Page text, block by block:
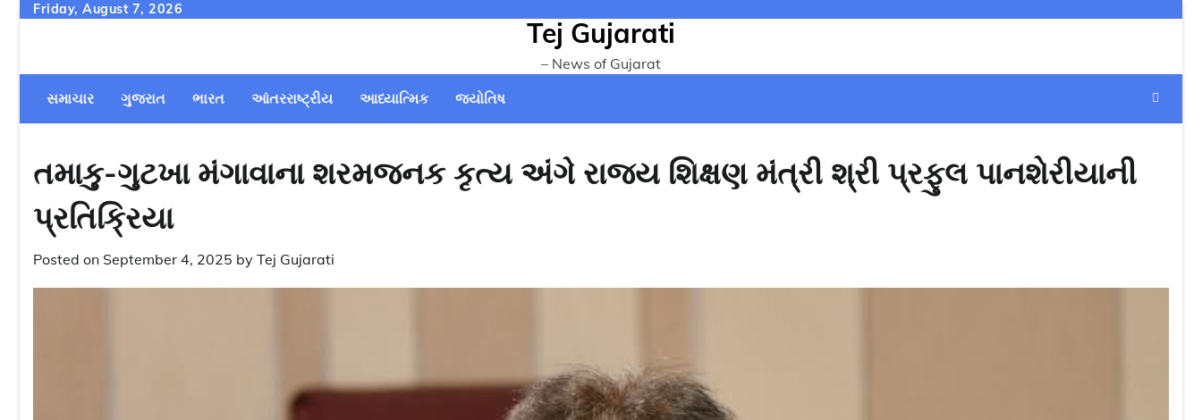
Skip
Friday, August 7, 2026
Tej Gujarati
– News of Gujarat
સમાચાર
ગુજરાત ભારત આંતરરાષ્ટ્રીય આધ્યાત્મિક જ્યોતિષ
તમાકુ-ગુટખા મંગાવાના શરમજનક કૃત્ય અંગે રાજ્ય શિક્ષણ મંત્રી શ્રી પ્રફુલ પાનશેરીયાની
પ્રતિક્રિયા
Posted on September 4, 2025 by Tej Gujarati